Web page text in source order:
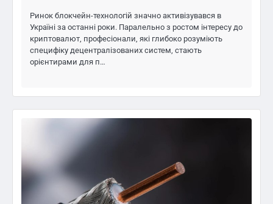
Ринок блокчейн-технологій значно активізувався в
Україні за останні роки. Паралельно з ростом інтересу до
криптовалют, професіонали, які глибоко розуміють
специфіку децентралізованих систем, стають
орієнтирами для п…